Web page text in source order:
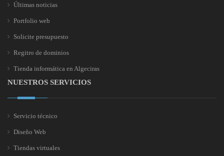
Últimas noticias
Portfolio web
Solicite presupuesto
Regitro de dominios
Tienda informática en Algeciras
NUESTROS SERVICIOS
Servicio técnico
Diseño Web
Tiendas virtuales